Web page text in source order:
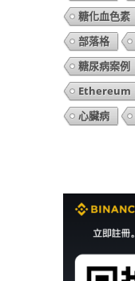
糖化血色素
部落格
糖尿病案例
Ethereum
心臟病